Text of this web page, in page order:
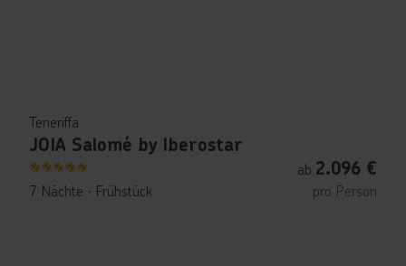
Teneriffa
JOIA Salomé by Iberostar
5
7 Nächte ∙ Frühstück
ab 2.096 €
pro Person